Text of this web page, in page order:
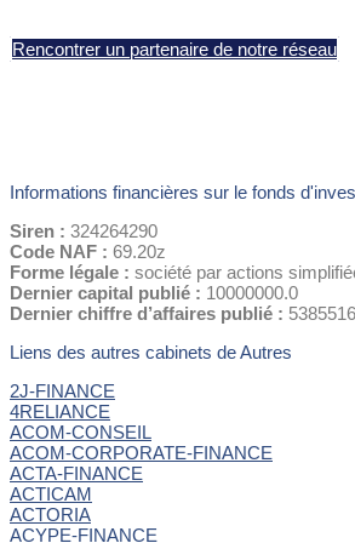
Rencontrer un partenaire de notre réseau
Informations financières sur le fonds
Siren : 324264290
Code NAF : 69.20z
Forme légale : société par actions
Dernier capital publié : 10000000.0
Dernier chiffre d’affaires publié :
Liens des autres cabinets de Autres
2J-FINANCE
4RELIANCE
ACOM-CONSEIL
ACOM-CORPORATE-FINANCE
ACTA-FINANCE
ACTICAM
ACTORIA
ACYPE-FINANCE